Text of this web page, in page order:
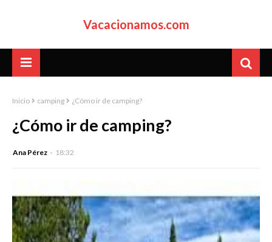
Vacacionamos.com
Inicio camping ¿Cómo ir de camping?
¿Cómo ir de camping?
Ana Pérez 18:32